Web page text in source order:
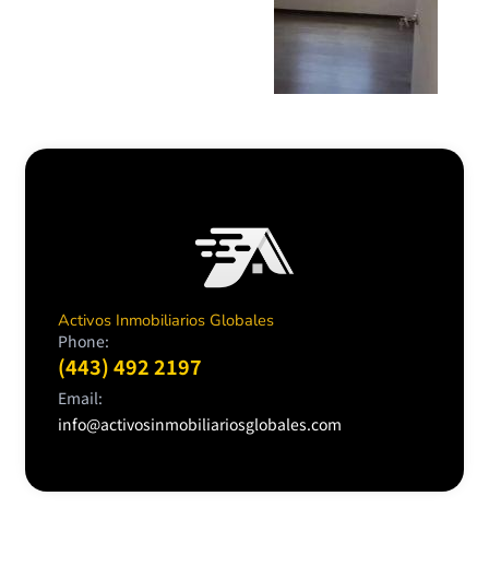
Activos Inmobiliarios Globales
Phone:
(443) 492 2197
Email:
info@activosinmobiliariosglobales.com